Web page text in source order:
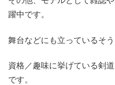
躍中です。
舞台などにも立っているそう
資格／趣味に挙げている剣
です。